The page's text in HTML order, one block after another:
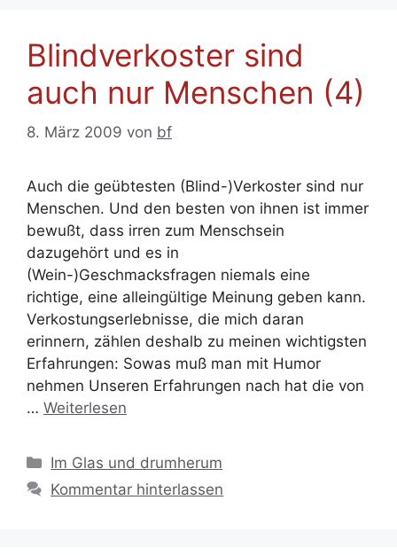
Blindverkoster sind
auch nur Menschen (4)
8. März 2009 von bf
Auch die geübtesten (Blind-)Verkoster sind nur
Menschen. Und den besten von ihnen ist immer
bewußt, dass irren zum Menschsein
dazugehört und es in
(Wein-)Geschmacksfragen niemals eine
richtige, eine alleingültige Meinung geben kann.
Verkostungserlebnisse, die mich daran
erinnern, zählen deshalb zu meinen wichtigsten
Erfahrungen: Sowas muß man mit Humor
nehmen Unseren Erfahrungen nach hat die von
… Weiterlesen
Kategorien
Im Glas und drumherum
Kommentar hinterlassen